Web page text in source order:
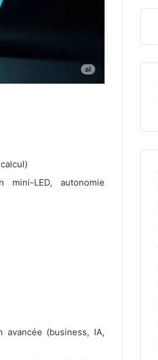
LED, autonomie
avancée (business, IA,